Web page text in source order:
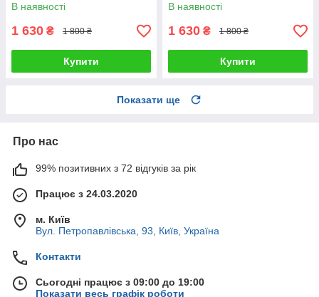
В наявності
1 630 ₴ 1 800 ₴
Купити
В наявності
1 630 ₴ 1 800 ₴
Купити
Показати ще
Про нас
99% позитивних з 72 відгуків за рік
Працює з 24.03.2020
м. Київ
Вул. Петропавлівська, 93, Київ, Україна
Контакти
Сьогодні працює з 09:00 до 19:00
Показати весь графік роботи